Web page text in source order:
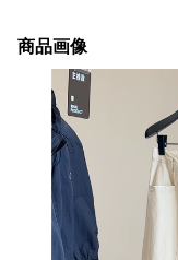
商品画像